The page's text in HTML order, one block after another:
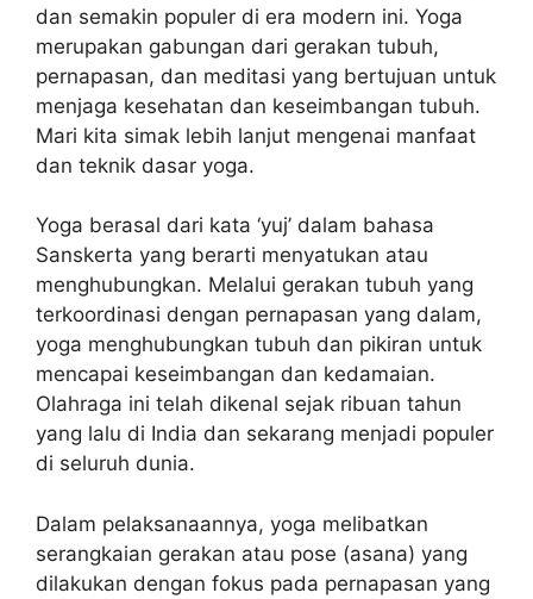
dan semakin populer di era modern ini. Yoga
merupakan gabungan dari gerakan tubuh,
pernapasan, dan meditasi yang bertujuan untuk
menjaga kesehatan dan keseimbangan tubuh.
Mari kita simak lebih lanjut mengenai manfaat
dan teknik dasar yoga.
Yoga berasal dari kata ‘yuj’ dalam bahasa
Sanskerta yang berarti menyatukan atau
menghubungkan. Melalui gerakan tubuh yang
terkoordinasi dengan pernapasan yang dalam,
yoga menghubungkan tubuh dan pikiran untuk
mencapai keseimbangan dan kedamaian.
Olahraga ini telah dikenal sejak ribuan tahun
yang lalu di India dan sekarang menjadi populer
di seluruh dunia.
Dalam pelaksanaannya, yoga melibatkan
serangkaian gerakan atau pose (asana) yang
dilakukan dengan fokus pada pernapasan yang